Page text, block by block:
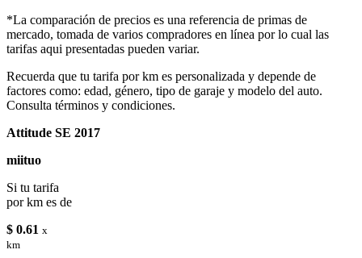
*La comparación de precios es una referencia de primas de
mercado, tomada de varios compradores en línea por lo cual las
tarifas aqui presentadas pueden variar.
Recuerda que tu tarifa por km es personalizada y depende de
factores como: edad, género, tipo de garaje y modelo del auto.
Consulta términos y condiciones.
Attitude SE 2017
miituo
Si tu tarifa
por km es de
$ 0.61 x
km